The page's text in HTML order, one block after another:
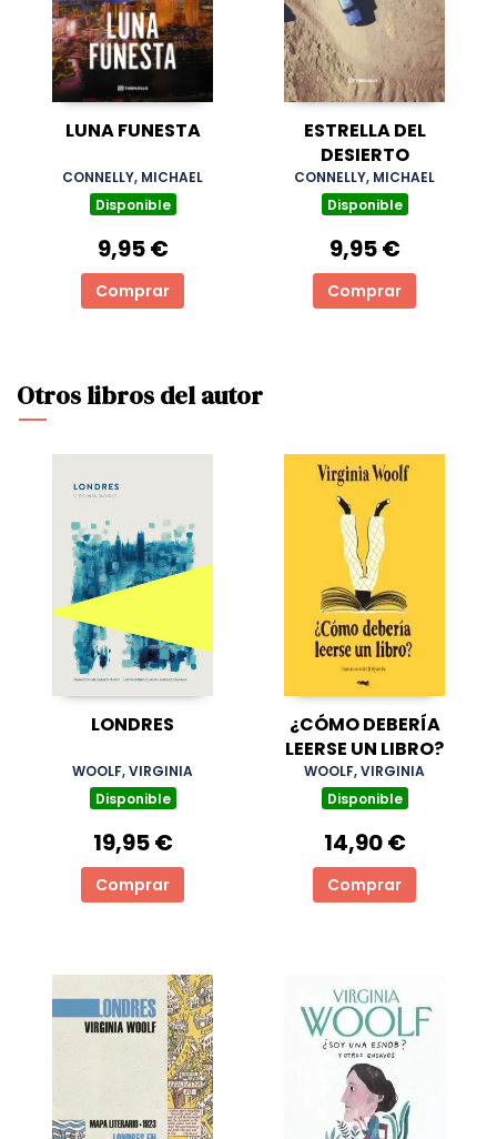
LUNA FUNESTA
CONNELLY, MICHAEL
Disponible
9,95 €
Comprar
ESTRELLA DEL
DESIERTO
CONNELLY, MICHAEL
Disponible
9,95 €
Comprar
Otros libros del autor
LONDRES
WOOLF, VIRGINIA
Disponible
19,95 €
Comprar
¿CÓMO DEBERÍA
LEERSE UN LIBRO?
WOOLF, VIRGINIA
Disponible
14,90 €
Comprar